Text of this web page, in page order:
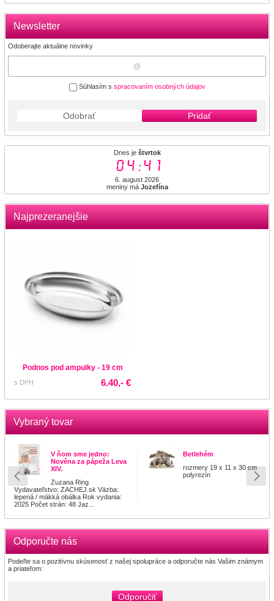
Newsletter
Odoberajte aktuálne novinky
Súhlasím s spracovaním osobných údajov
Odobrať Pridať
Dnes je štvrtok
04:41
6. august 2026
meniny má Jozefína
Najprezeranejšie
Podnos pod ampulky - 19 cm
s DPH 6.40,- €
Vybraný tovar
V ňom sme jedno:
Novéna za pápeža Leva
XIV.
Zuzana Ring
Vydavateľstvo: ZACHEJ.sk Väzba:
lepená / mäkká obálka Rok vydania:
2025 Počet strán: 48 Jaz...
Betlehém
rozmery 19 x 11 x 30 cm
polyrezín
Odporučte nás
Podeľte sa o pozitívnu skúsenosť z našej spolupráce a odporučte nás Vašim známym
a priateľom:
Odporučiť